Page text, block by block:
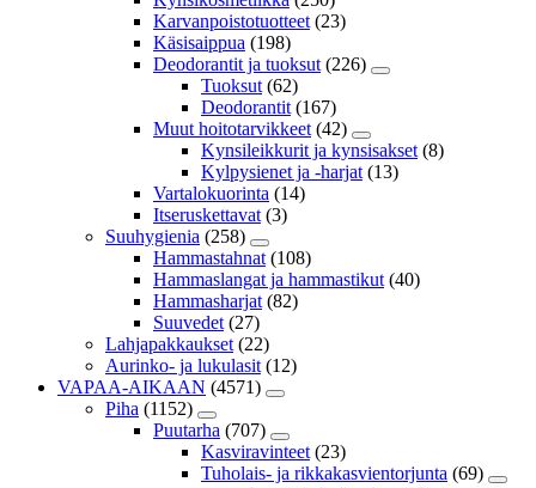
Karvanpoistotuotteet (23)
Käsisaippua (198)
Deodorantit ja tuoksut (226)
Tuoksut (62)
Deodorantit (167)
Muut hoitotarvikkeet (42)
Kynsileikkurit ja kynsisakset (8)
Kylpysienet ja -harjat (13)
Vartalokuorinta (14)
Itseruskettavat (3)
Suuhygienia (258)
Hammastahnat (108)
Hammaslangat ja hammastikut (40)
Hammasharjat (82)
Suuvedet (27)
Lahjapakkaukset (22)
Aurinko- ja lukulasit (12)
VAPAA-AIKAAN (4571)
Piha (1152)
Puutarha (707)
Kasviravinteet (23)
Tuholais- ja rikkakasvientorjunta (69)